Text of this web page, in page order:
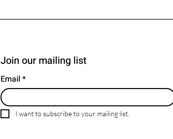
Join our mailing list
Email *
I want to subscribe to your mailing list.